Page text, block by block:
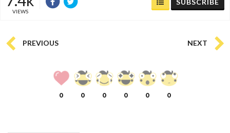
VIEWS
PREVIOUS NEXT
0 0 0 0 0 0